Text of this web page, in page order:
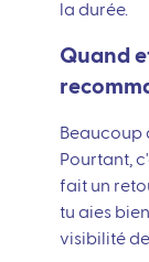
la durée.
Quand
Beaucoup
Pourtant,
fait un
tu aies
visibilité